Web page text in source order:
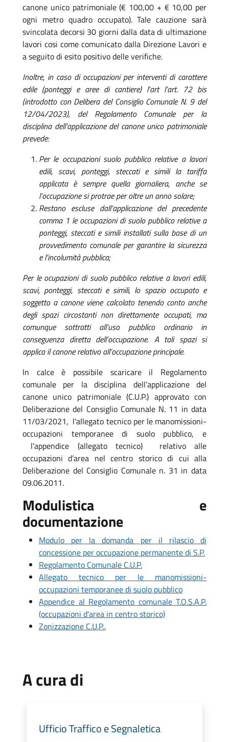
canone unico patrimoniale (€ 100,00 + € 10,00 per
ogni metro quadro occupato). Tale cauzione sarà
svincolata decorsi 30 giorni dalla data di ultimazione
lavori cosi come comunicato dalla Direzione Lavori e
a seguito di esito positivo delle verifiche.
Inoltre, in caso di occupazioni per interventi di carattere
edile (ponteggi e aree di cantiere) l'art l’art. 72 bis
(introdotto con Delibera del Consiglio Comunale N. 9 del
12/04/2023), del Regolamento Comunale per la
disciplina dell’applicazione del canone unico patrimoniale
prevede:
Per le occupazioni suolo pubblico relative a lavori
edili, scavi, ponteggi, steccati e simili la tariffa
applicata è sempre quella giornaliera, anche se
l’occupazione si protrae per oltre un anno solare;
Restano escluse dall’applicazione del precedente
comma 1 le occupazioni di suolo pubblico relative a
ponteggi, steccati e simili installati sulla base di un
provvedimento comunale per garantire la sicurezza
e l’incolumità pubblica;
Per le ocupazioni di suolo pubblico relative a lavori edili,
scavi, ponteggi, steccati e simili, lo spazio occupato e
soggetto a canone viene calcolato tenendo conto anche
degli spazi circostanti non direttamente occupati, ma
comunque sottratti all’uso pubblico ordinario in
conseguenza diretta dell’occupazione. A tali spazi si
applica il canone relativo all’occupazione principale.
In calce è possibile scaricare il Regolamento
comunale per la disciplina dell’applicazione del
canone unico patrimoniale (C.U.P.) approvato con
Deliberazione del Consiglio Comunale N. 11 in data
11/03/2021, l'allegato tecnico per le manomissioni-
occupazioni temporanee di suolo pubblico, e
l'appendice (allegato tecnico) relativo alle
occupazioni d’area nel centro storico di cui alla
Deliberazione del Consiglio Comunale n. 31 in data
09.06.2011.
Modulistica e
documentazione
Modulo per la domanda per il rilascio di
concessione per occupazione permanente di S.P.
Regolamento Comunale C.U.P.
Allegato tecnico per le manomissioni-
occupazioni temporanee di suolo pubblico
Appendice al Regolamento comunale T.O.S.A.P.
(occupazioni d'area in centro storico)
Zonizzazione C.U.P..
A cura di
Ufficio Traffico e Segnaletica